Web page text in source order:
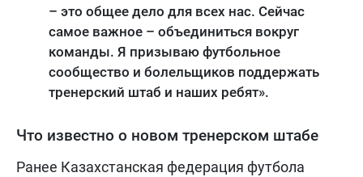
– это общее дело для всех нас. Сейчас
самое важное – объединиться вокруг
команды. Я призываю футбольное
сообщество и болельщиков поддержать
тренерский штаб и наших ребят».
Что известно о новом тренерском штабе
Ранее Казахстанская федерация футбола